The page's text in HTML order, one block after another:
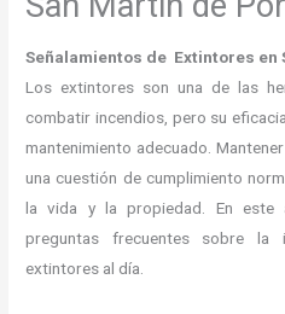
Señalamientos de Extintores en
Los extintores son una de las
combatir incendios, pero su
mantenimiento adecuado.
una cuestión de cumplimiento
la vida y la propiedad. En este
preguntas frecuentes sobre la
extintores al día.